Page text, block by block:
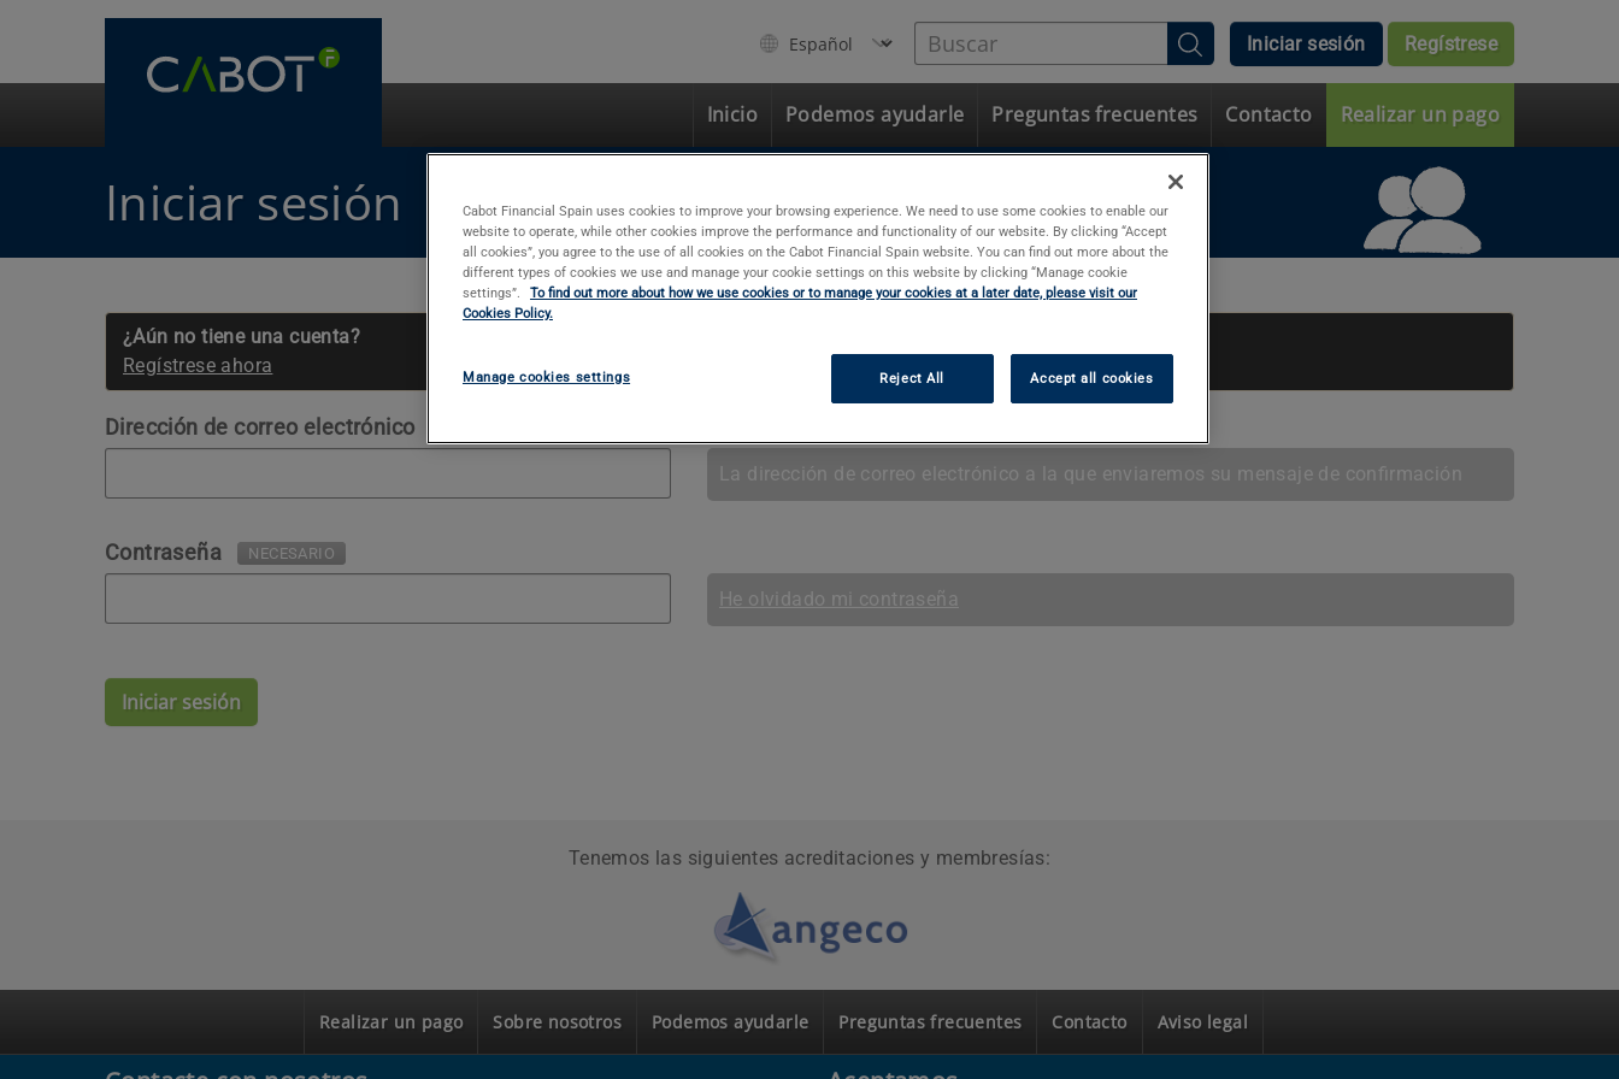
Cabot Financial Spain
Iniciar sesión Regístrese
Inicio Podemos ayudarle Preguntas frecuentes Contacto Realizar un pago
Iniciar sesión
¿Aún no tiene una cuenta?
Regístrese ahora
Dirección de correo electrónico
La dirección de correo electrónico a la que enviaremos su mensaje de confirmación
Contraseña NECESARIO
He olvidado mi contraseña
Iniciar sesión
Tenemos las siguientes acreditaciones y membresías:
Realizar un pago Sobre nosotros Podemos ayudarle Preguntas frecuentes Contacto Aviso legal
Cabot Financial Spain uses cookies to improve your browsing experience. We need to use some cookies to enable our
website to operate, while other cookies improve the performance and functionality of our website. By clicking “Accept
all cookies”, you agree to the use of all cookies on the Cabot Financial Spain website. You can find out more about the
different types of cookies we use and manage your cookie settings on this website by clicking “Manage cookie
settings”.
To find out more about how we use cookies or to manage your cookies at a later date, please visit our
Cookies Policy.
Reject All Accept all cookies
Manage cookies settings